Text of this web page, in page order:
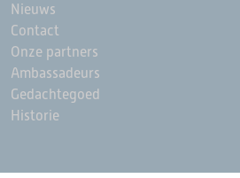
Nieuws
Contact
Onze partners
Ambassadeurs
Gedachtegoed
Historie